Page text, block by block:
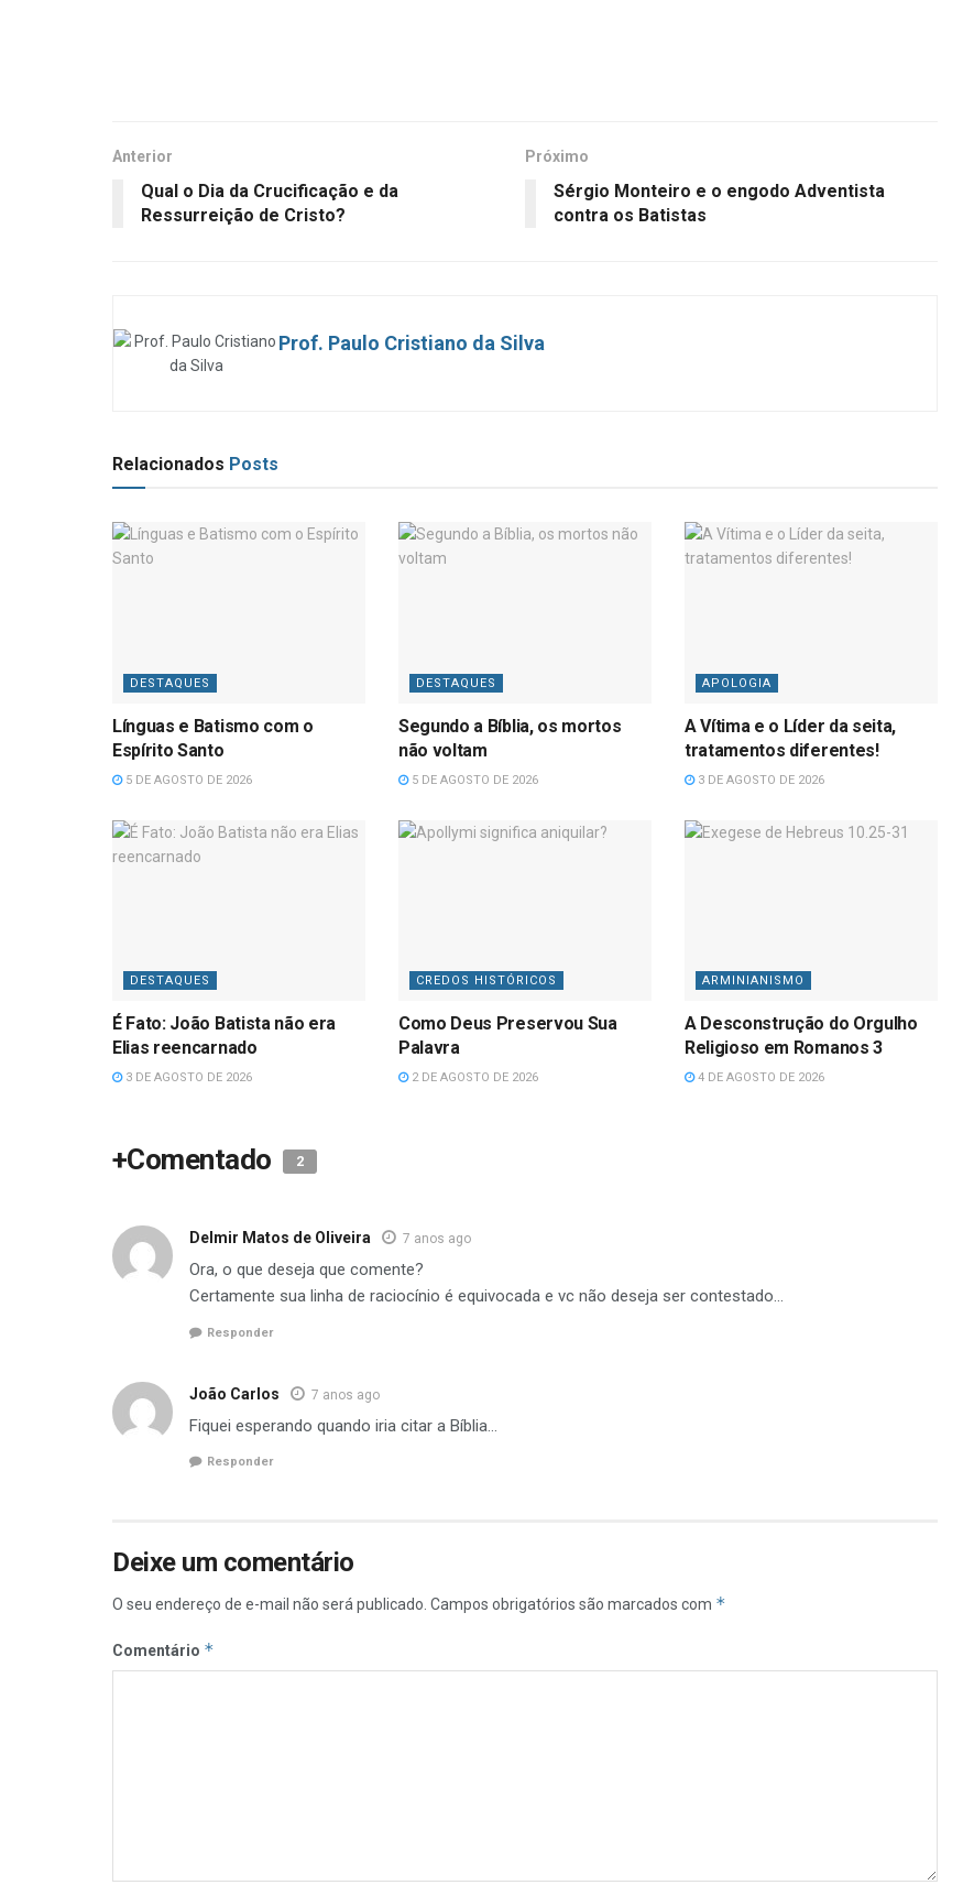
Anterior
Qual o Dia da Crucificação e da
Ressurreição de Cristo?
Próximo
Sérgio Monteiro e o engodo Adventista
contra os Batistas
Prof. Paulo Cristiano da Silva
Relacionados Posts
DESTAQUES
Línguas e Batismo com o
Espírito Santo
5 DE AGOSTO DE 2026
DESTAQUES
Segundo a Bíblia, os mortos
não voltam
5 DE AGOSTO DE 2026
APOLOGIA
A Vítima e o Líder da seita,
tratamentos diferentes!
3 DE AGOSTO DE 2026
DESTAQUES
É Fato: João Batista não era
Elias reencarnado
3 DE AGOSTO DE 2026
CREDOS HISTÓRICOS
Como Deus Preservou Sua
Palavra
2 DE AGOSTO DE 2026
ARMINIANISMO
A Desconstrução do Orgulho
Religioso em Romanos 3
4 DE AGOSTO DE 2026
+Comentado 2
Delmir Matos de Oliveira 7 anos ago
Ora, o que deseja que comente?
Certamente sua linha de raciocínio é equivocada e vc não deseja ser contestado…
Responder
João Carlos 7 anos ago
Fiquei esperando quando iria citar a Bíblia…
Responder
Deixe um comentário
O seu endereço de e-mail não será publicado. Campos obrigatórios são marcados com *
Comentário *